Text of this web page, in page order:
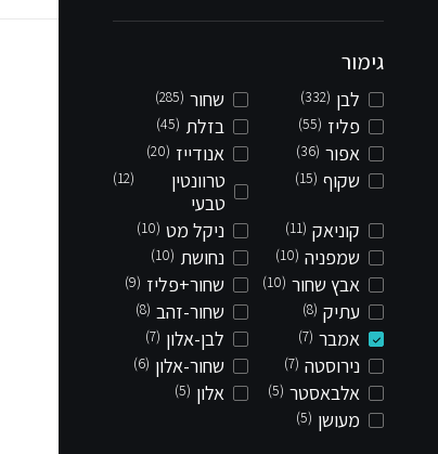
גימור
לבן (332) שחור (285)
פליז (55) בזלת (45)
אפור (36) אנודייז (20)
שקוף (15)
טרוונטין
טבעי
(12)
קוניאק (11) ניקל מט (10)
שמפניה (10) נחושת (10)
אבץ שחור (10) שחור+פליז (9)
עתיק (8) שחור-זהב (8)
אמבר (7) לבן-אלון (7)
נירוסטה (7) שחור-אלון (6)
אלבאסטר (5) אלון (5)
מעושן (5)